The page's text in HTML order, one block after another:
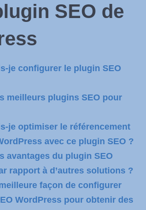
SEO de
je configurer le plugin SEO
meilleurs plugins SEO pour
je optimiser le référencement
avec ce plugin SEO ?
avantages du plugin SEO
rapport à d’autres solutions ?
façon de configurer
WordPress pour obtenir des